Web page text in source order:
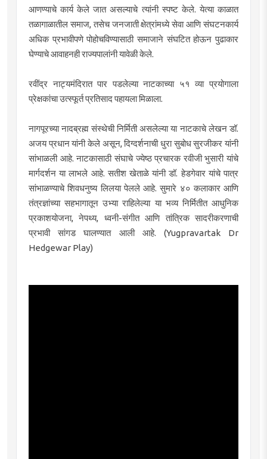
आणण्याचे कार्य केले जात असल्याचे त्यांनी स्पष्ट केले. येत्या काळात
तळागाळातील समाज, तसेच जनजाती क्षेत्रांमध्ये सेवा आणि संघटनकार्य
अधिक प्रभावीपणे पोहोचविण्यासाठी समाजाने संघटित होऊन पुढाकार
घेण्याचे आवाहनही राज्यपालांनी यावेळी केले.
रवींद्र नाट्यमंदिरात पार पडलेल्या नाटकाच्या ५१ व्या प्रयोगाला
प्रेक्षकांचा उत्स्फूर्त प्रतिसाद पहायला मिळाला.
नागपूरच्या नादब्रह्म संस्थेची निर्मिती असलेल्या या नाटकाचे लेखन डॉ.
अजय प्रधान यांनी केले असून, दिग्दर्शनाची धुरा सुबोध सुरजीकर यांनी
सांभाळली आहे. नाटकासाठी संघाचे ज्येष्ठ प्रचारक रवीजी भुसारी यांचे
मार्गदर्शन या लाभले आहे. सतीश खेताळे यांनी डॉ. हेडगेवार यांचे पात्र
सांभाळण्याचे शिवधनुष्य लिलया पेलले आहे. सुमारे ४० कलाकार आणि
तंत्रज्ञांच्या सहभागातून उभ्या राहिलेल्या या भव्य निर्मितीत आधुनिक
प्रकाशयोजना, नेपथ्य, ध्वनी-संगीत आणि तांत्रिक सादरीकरणाची
प्रभावी सांगड घालण्यात आली आहे. (Yugpravartak Dr
Hedgewar Play)